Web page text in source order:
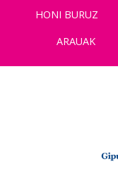
HONI BURUZ
ARAUAK